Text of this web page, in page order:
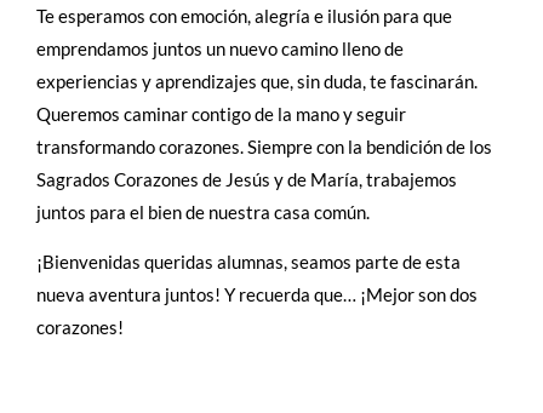
Te esperamos con emoción, alegría e ilusión para que
emprendamos juntos un nuevo camino lleno de
experiencias y aprendizajes que, sin duda, te fascinarán.
Queremos caminar contigo de la mano y seguir
transformando corazones. Siempre con la bendición de los
Sagrados Corazones de Jesús y de María, trabajemos
juntos para el bien de nuestra casa común.
¡Bienvenidas queridas alumnas, seamos parte de esta
nueva aventura juntos! Y recuerda que… ¡Mejor son dos
corazones!